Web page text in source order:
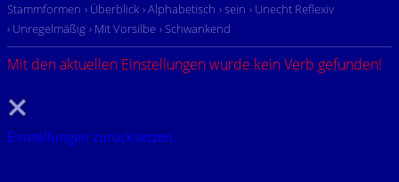
Stammformen › Überblick › Alphabetisch › sein › Unecht Reflexiv
› Unregelmäßig › Mit Vorsilbe › Schwankend
Mit den aktuellen Einstellungen wurde kein Verb gefunden!
Einstellungen zurücksetzen.